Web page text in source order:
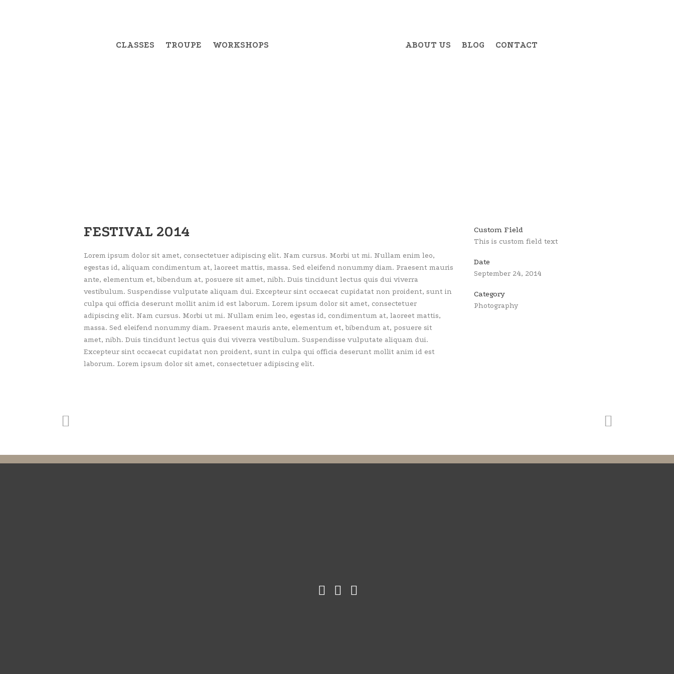
CLASSES TROUPE WORKSHOPS ABOUT US BLOG CONTACT
FESTIVAL 2014
Lorem ipsum dolor sit amet, consectetuer adipiscing elit. Nam cursus. Morbi ut mi. Nullam enim leo,
egestas id, aliquam condimentum at, laoreet mattis, massa. Sed eleifend nonummy diam. Praesent mauris
ante, elementum et, bibendum at, posuere sit amet, nibh. Duis tincidunt lectus quis dui viverra
vestibulum. Suspendisse vulputate aliquam dui. Excepteur sint occaecat cupidatat non proident, sunt in
culpa qui officia deserunt mollit anim id est laborum. Lorem ipsum dolor sit amet, consectetuer
adipiscing elit. Nam cursus. Morbi ut mi. Nullam enim leo, egestas id, condimentum at, laoreet mattis,
massa. Sed eleifend nonummy diam. Praesent mauris ante, elementum et, bibendum at, posuere sit
amet, nibh. Duis tincidunt lectus quis dui viverra vestibulum. Suspendisse vulputate aliquam dui.
Excepteur sint occaecat cupidatat non proident, sunt in culpa qui officia deserunt mollit anim id est
laborum. Lorem ipsum dolor sit amet, consectetuer adipiscing elit.
Custom Field
This is custom field text
Date
September 24, 2014
Category
Photography